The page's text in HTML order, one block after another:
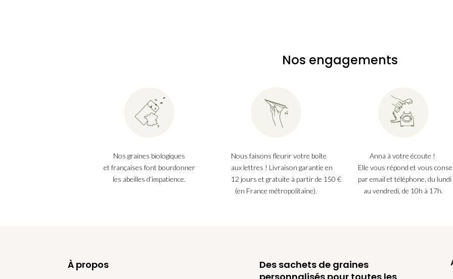
Nos engagements
Nos graines biologiques
et françaises font bourdonner
les abeilles d’impatience.
Nous faisons fleurir votre boîte
aux lettres ! Livraison garantie en
12 jours et gratuite à partir de 150 €
(en France métropolitaine).
Anna à votre écoute !
Elle vous répond et vous
par email et téléphone, du lundi
au vendredi, de 10h à 17h.
À propos
Des sachets de graines